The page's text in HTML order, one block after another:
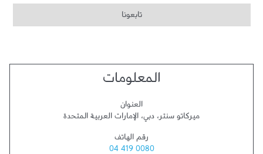
تابعونا
المعلومات
العنوان
ميركاتو سنتر، دبي، الإمارات العربية المتحدة
رقم الهاتف
04 419 0080